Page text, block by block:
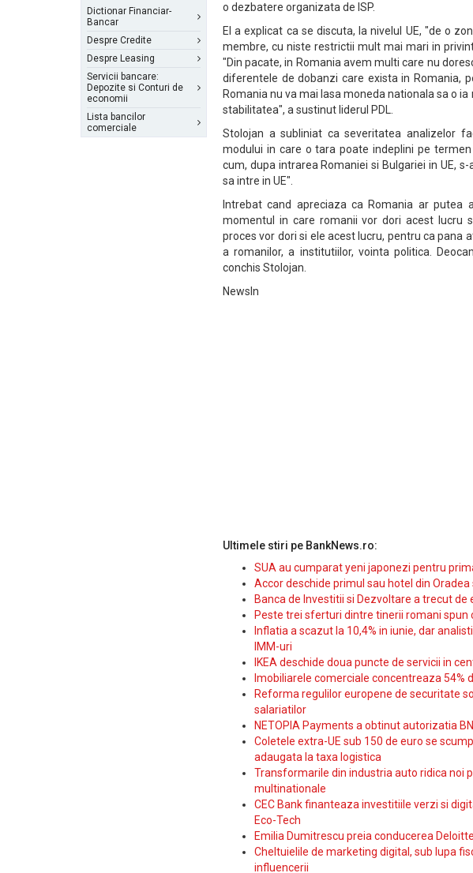
Dictionar Financiar-
Bancar
Despre Credite
Despre Leasing
Servicii bancare:
Depozite si Conturi de
economii
Lista bancilor
comerciale
o dezbatere organizata de ISP.
El a explicat ca se discuta, la nivelul UE, "de o
membre, cu niste restrictii mult mai mari in
"Din pacate, in Romania avem multi care nu
diferentele de dobanzi care exista in Romania,
Romania nu va mai lasa moneda nationala sa o
stabilitatea", a sustinut liderul PDL.
Stolojan a subliniat ca severitatea analizelor
modului in care o tara poate indeplini pe
cum, dupa intrarea Romaniei si Bulgariei in UE,
sa intre in UE".
Intrebat cand apreciaza ca Romania ar putea
momentul in care romanii vor dori acest lucru
proces vor dori si ele acest lucru, pentru ca pana
a romanilor, a institutiilor, vointa politica.
conchis Stolojan.
NewsIn
Ultimele stiri pe BankNews.ro:
SUA au cumparat yeni japonezi pentru
Accor deschide primul sau hotel din
Banca de Investitii si Dezvoltare a trecut
Peste trei sferturi dintre tinerii romani spun
Inflatia a scazut la 10,4% in iunie, dar
IMM-uri
IKEA deschide doua puncte de servicii in
Imobiliarele comerciale concentreaza
Reforma regulilor europene de securitate
salariatilor
NETOPIA Payments a obtinut autorizatia
Coletele extra-UE sub 150 de euro se
adaugata la taxa logistica
Transformarile din industria auto ridica noi
multinationale
CEC Bank finanteaza investitiile verzi si
Eco-Tech
Emilia Dumitrescu preia conducerea
Cheltuielile de marketing digital, sub lupa
influencerii